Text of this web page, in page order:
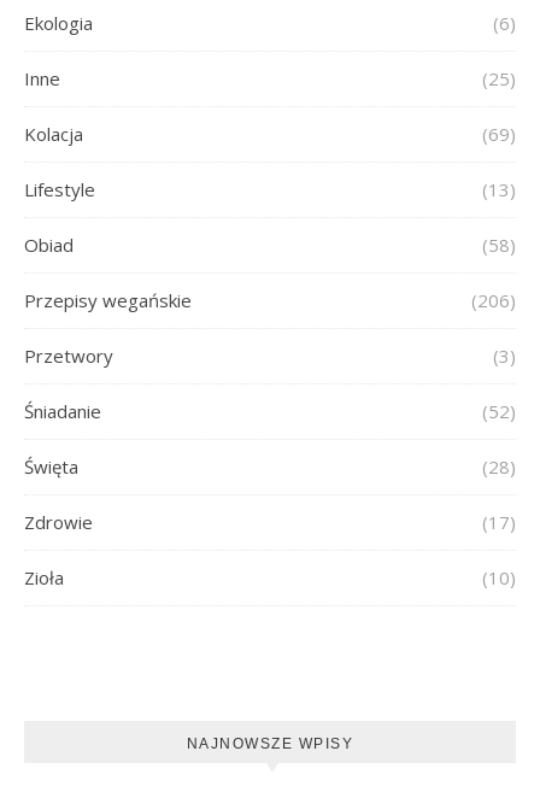
Ekologia (6)
Inne (25)
Kolacja (69)
Lifestyle (13)
Obiad (58)
Przepisy wegańskie (206)
Przetwory (3)
Śniadanie (52)
Święta (28)
Zdrowie (17)
Zioła (10)
NAJNOWSZE WPISY